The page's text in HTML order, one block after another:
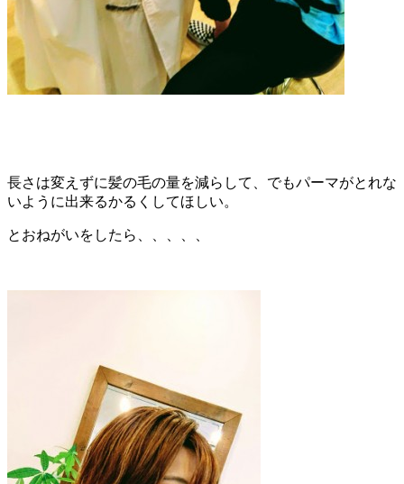
長さは変えずに髪の毛の量を減らして、でもパーマがとれな
いように出来るかるくしてほしい。
とおねがいをしたら、、、、、